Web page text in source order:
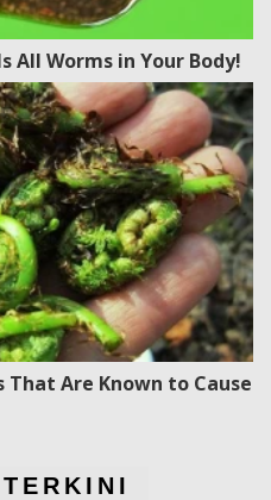
All Worms in Your Body!
That Are Known to Cause